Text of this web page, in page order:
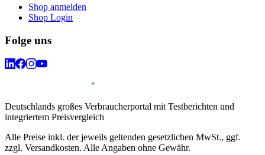
Shop anmelden
Shop Login
Folge uns
Deutschlands großes Verbraucherportal mit Testberichten und
integriertem Preisvergleich
Alle Preise inkl. der jeweils geltenden gesetzlichen MwSt., ggf.
zzgl. Versandkosten. Alle Angaben ohne Gewähr.